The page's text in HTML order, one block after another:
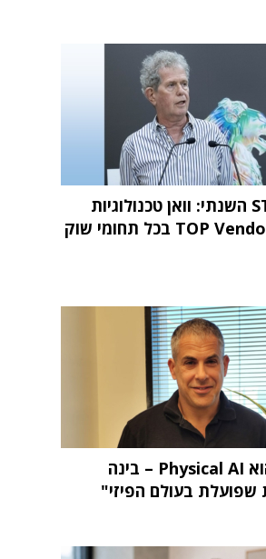
מחקר STKI השנתי: וואן טכנולוגיות
דורגה כ-TOP Vendor בכל תחומי שוק
"העתיד הוא Physical AI – בינה
שפועלת בעולם הפיזי"